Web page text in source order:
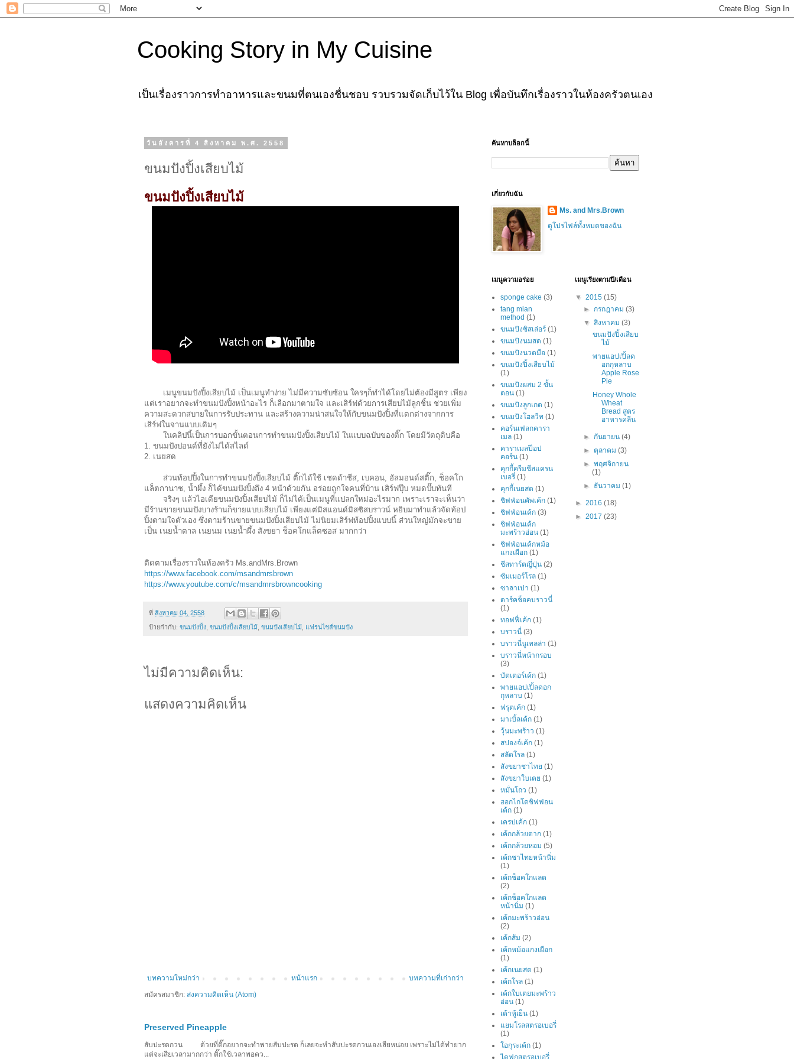
Cooking Story in My Cuisine
เป็นเรื่องราวการทำอาหารและขนมที่ตนเองชื่นชอบ รวบรวมจัดเก็บไว้ใน Blog เพื่อบันทึกเรื่องราวในห้องครัวตนเอง
วันอังคารที่ 4 สิงหาคม พ.ศ. 2558
ขนมปังปิ้งเสียบไม้
ขนมปังปิ้งเสียบไม้
เมนูขนมปังปิ้งเสียบไม้ เป็นเมนูทำง่าย ไม่มีความซับซ้อน ใครๆก็ทำได้โดยไม่ต้องมีสูตร เพียง
แต่เราอยากจะทำขนมปังปิ้งหน้าอะไร ก็เลือกมาตามใจ และเสิร์ฟด้วยการเสียบไม้ลูกชิ้น ช่วยเพิ่ม
ความสะดวกสบายในการรับประทาน และสร้างความน่าสนใจให้กับขนมปังปิ้งที่แตกต่างจากการ
เสิร์ฟในจานแบบเดิมๆ
ในคลิปนี้เป็นการบอกขั้นตอนการทำขนมปังปิ้งเสียบไม้ ในแบบฉบับของติ๊ก โดยมีวัตถุดิบคือ
1. ขนมปังปอนด์ที่ยังไม่ได้สไลด์
2. เนยสด
ส่วนท้อปปิ้งในการทำขนมปังปิ้งเสียบไม้ ติ๊กได้ใช้ เชดด้าชีส, เบคอน, อัลมอนด์สติ๊ก, ช็อคโก
แล็ตกานาซ, น้ำผึ้ง ก็ได้ขนมปังปิ้งถึง 4 หน้าด้วยกัน อร่อยถูกใจคนที่บ้าน เสิร์ฟปุ๊บ หมดปั๊บทันที
จริงๆ แล้วไอเดียขนมปังปิ้งเสียบไม้ ก็ไม่ได้เป็นเมนูที่แปลกใหม่อะไรมาก เพราะเราจะเห็นว่า
มีร้านขายขนมปังบางร้านก็ขายแบบเสียบไม้ เพียงแต่มิสแอนด์มิสซิสบราวน์ หยิบมาทำแล้วจัดท้อป
ปิ้งตามใจตัวเอง ซึ่งตามร้านขายขนมปังปิ้งเสียบไม้ ไม่นิยมเสิร์ฟท้อปปิ้งแบบนี้ ส่วนใหญ่มักจะขาย
เป็น เนยน้ำตาล เนยนม เนยน้ำผึ้ง สังขยา ช็อคโกแล็ตซอส มากกว่า
ติดตามเรื่องราวในห้องครัว Ms.andMrs.Brown
https://www.facebook.com/msandmrsbrown
https://www.youtube.com/c/msandmrsbrowncooking
ที่ สิงหาคม 04, 2558
ป้ายกำกับ: ขนมปังปิ้ง ขนมปังปิ้งเสียบไม้ ขนมปังเสียบไม้ แฟรนไชส์ขนมปัง
ไม่มีความคิดเห็น:
แสดงความคิดเห็น
บทความใหม่กว่า บทความที่เก่ากว่า
หน้าแรก
สมัครสมาชิก: ส่งความคิดเห็น (Atom)
Preserved Pineapple
สับปะรดกวน ด้วยที่ติ๊กอยากจะทำพายสับปะรด ก็เลยจะทำสับปะรดกวนเองเสียหน่อย เพราะไม่ได้ทำยาก
แต่จะเสียเวลามากกว่า ติ๊กใช้เวลาพอคว...
ค้นหาบล็อกนี้
เกี่ยวกับฉัน
Ms. and Mrs.Brown
ดูโปรไฟล์ทั้งหมดของฉัน
เมนูความอร่อย
sponge cake (3)
tang mian
method (1)
ขนมปังซิสเล่อร์ (1)
ขนมปังนมสด (1)
ขนมปังนวดมือ (1)
ขนมปังปิ้งเสียบไม้
(1)
ขนมปังผสม 2 ขั้น
ตอน (1)
ขนมปังลูกเกด (1)
ขนมปังโฮลวีท (1)
คอร์นเฟลกคารา
เมล (1)
คาราเมลป๊อป
คอร์น (1)
คุกกี้ครีมชีสแครน
เบอรี่ (1)
คุกกี้เนยสด (1)
ชิฟฟ่อนคัพเค้ก (1)
ชิฟฟ่อนเค้ก (3)
ชิฟฟ่อนเค้ก
มะพร้าวอ่อน (1)
ชิฟฟ่อนเค้กหม้อ
แกงเผือก (1)
ชีสทาร์ตญี่ปุ่น (2)
ซัมเมอร์โรล (1)
ซาลาเปา (1)
ดาร์คช็อคบราวนี่
(1)
ทอฟฟี่เค้ก (1)
บราวนี่ (3)
บราวนี่นูเทลล่า (1)
บราวนี่หน้ากรอบ
(3)
บัตเตอร์เค้ก (1)
พายแอปเปิ้ลดอก
กุหลาบ (1)
ฟรุตเค้ก (1)
มาเบิ้ลเค้ก (1)
วุ้นมะพร้าว (1)
สปองจ์เค้ก (1)
สลัดโรล (1)
สังขยาชาไทย (1)
สังขยาใบเตย (1)
หมั่นโถว (1)
ฮอกไกโดชิฟฟ่อน
เค้ก (1)
เครปเค้ก (1)
เค้กกล้วยตาก (1)
เค้กกล้วยหอม (5)
เค้กชาไทยหน้านิ่ม
(1)
เค้กช็อคโกแลต
(2)
เค้กช็อคโกแลต
หน้านิ่ม (1)
เค้กมะพร้าวอ่อน
(2)
เค้กส้ม (2)
เค้กหม้อแกงเผือก
(1)
เค้กเนยสด (1)
เค้กโรล (1)
เค้กใบเตยมะพร้าว
อ่อน (1)
เต้าหู้เย็น (1)
แยมโรลสตรอเบอรี่
(1)
โอกุระเค้ก (1)
ไดฟูกุสตรอเบอรี่
เมนูเรียงตามปี/เดือน
▼ 2015 (15)
► กรกฎาคม(3)
▼สิงหาคม(3)
ขนมปังปิ้งเสียบ
ไม้
พายแอปเปิ้ลด
อกกุหลาบ
Apple Rose
Pie
Honey Whole
Wheat
Bread สูตร
อาหารคลีน
► กันยายน(4)
►ตุลาคม(3)
►พฤศจิกายน
(1)
► ธันวาคม(1)
► 2016 (18)
► 2017 (23)